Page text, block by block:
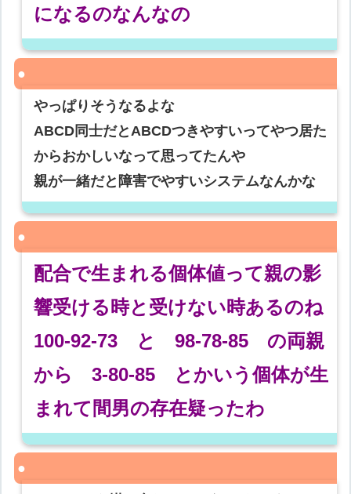
になるのなんなの
やっぱりそうなるよな
ABCD同士だとABCDつきやすいってやつ居た
からおかしいなって思ってたんや
親が一緒だと障害でやすいシステムなんかな
配合で生まれる個体値って親の影
響受ける時と受けない時あるのね
100-92-73 と 98-78-85 の両親
から 3-80-85 とかいう個体が生
まれて間男の存在疑ったわ